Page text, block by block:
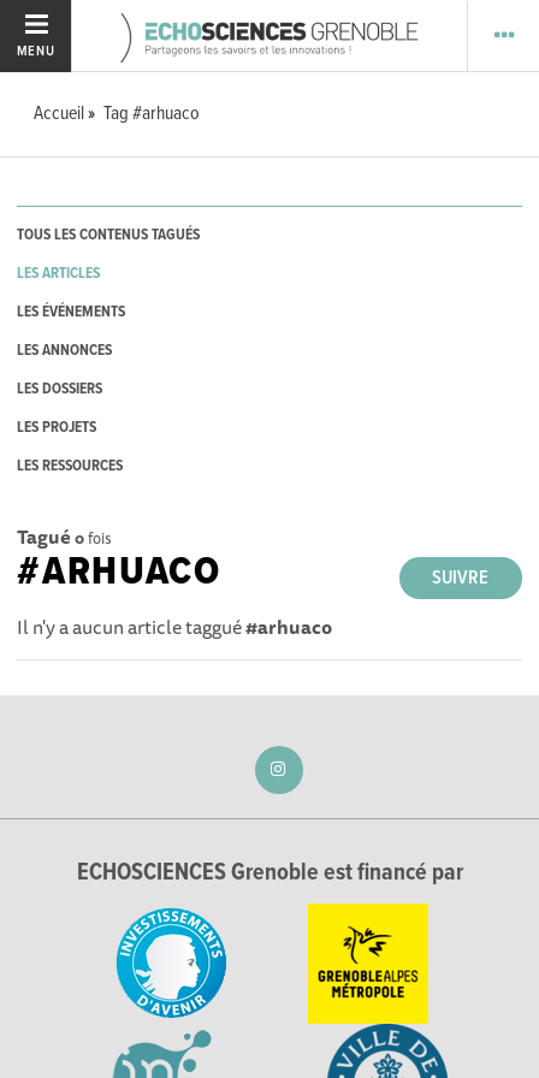
MENU
Accueil Tag #arhuaco
TOUS LES CONTENUS TAGUÉS
LES ARTICLES
LES ÉVÉNEMENTS
LES ANNONCES
LES DOSSIERS
LES PROJETS
LES RESSOURCES
Tagué 0fois
SUIVRE
#ARHUACO
Il n'y a aucun article taggué#arhuaco
ECHOSCIENCES Grenoble est financé par